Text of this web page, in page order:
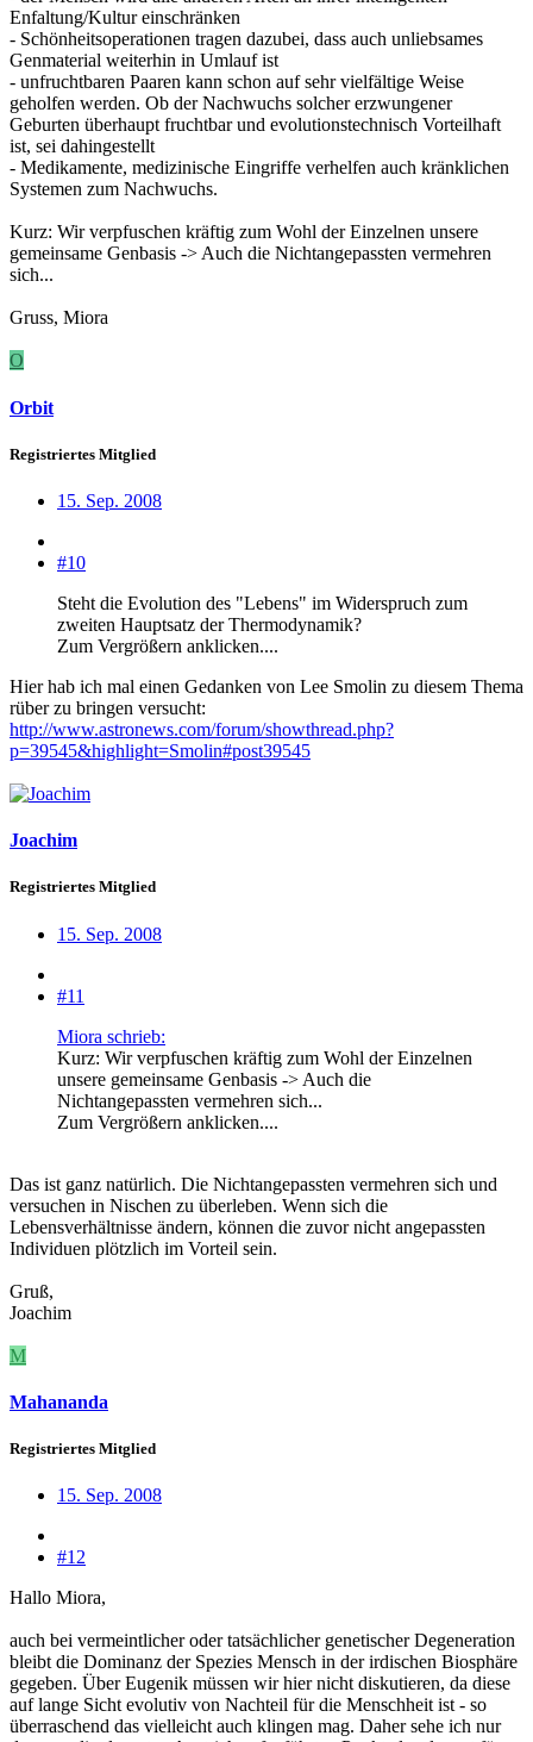
Enfaltung/Kultur einschränken
- Schönheitsoperationen tragen dazubei, dass auch unliebsames
Genmaterial weiterhin in Umlauf ist
- unfruchtbaren Paaren kann schon auf sehr vielfältige Weise
geholfen werden. Ob der Nachwuchs solcher erzwungener
Geburten überhaupt fruchtbar und evolutionstechnisch Vorteilhaft
ist, sei dahingestellt
- Medikamente, medizinische Eingriffe verhelfen auch kränklichen
Systemen zum Nachwuchs.
Kurz: Wir verpfuschen kräftig zum Wohl der Einzelnen unsere
gemeinsame Genbasis -> Auch die Nichtangepassten vermehren
sich...
Gruss, Miora
O
Orbit
Registriertes Mitglied
15. Sep. 2008
#10
Steht die Evolution des "Lebens" im Widerspruch zum
zweiten Hauptsatz der Thermodynamik?
Zum Vergrößern anklicken....
Hier hab ich mal einen Gedanken von Lee Smolin zu diesem Thema
rüber zu bringen versucht:
http://www.astronews.com/forum/showthread.php?
p=39545&highlight=Smolin#post39545
Joachim
Registriertes Mitglied
15. Sep. 2008
#11
Miora schrieb:
Kurz: Wir verpfuschen kräftig zum Wohl der Einzelnen
unsere gemeinsame Genbasis -> Auch die
Nichtangepassten vermehren sich...
Zum Vergrößern anklicken....
Das ist ganz natürlich. Die Nichtangepassten vermehren sich und
versuchen in Nischen zu überleben. Wenn sich die
Lebensverhältnisse ändern, können die zuvor nicht angepassten
Individuen plötzlich im Vorteil sein.
Gruß,
Joachim
M
Mahananda
Registriertes Mitglied
15. Sep. 2008
#12
Hallo Miora,
auch bei vermeintlicher oder tatsächlicher genetischer Degeneration
bleibt die Dominanz der Spezies Mensch in der irdischen Biosphäre
gegeben. Über Eugenik müssen wir hier nicht diskutieren, da diese
auf lange Sicht evolutiv von Nachteil für die Menschheit ist - so
überraschend das vielleicht auch klingen mag. Daher sehe ich nur